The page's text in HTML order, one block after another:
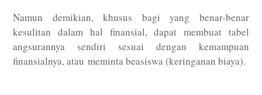
Namun demikian, khusus bagi yang benar-benar
kesulitan dalam hal finansial, dapat membuat tabel
angsurannya sendiri sesuai dengan kemampuan
finansialnya, atau meminta beasiswa (keringanan biaya).